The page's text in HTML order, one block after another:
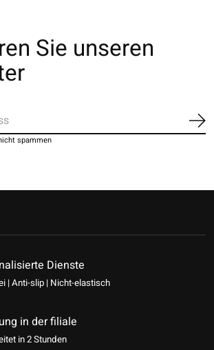
Sie unseren
spammen
Dienste
| Anti-slip | Nicht-elastisch
in der filiale
in 2 Stunden